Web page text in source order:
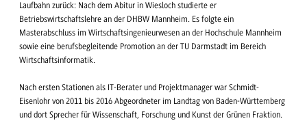
Laufbahn zurück: Nach dem Abitur in Wiesloch studierte er
Betriebswirtschaftslehre an der DHBW Mannheim. Es folgte ein
Masterabschluss im Wirtschaftsingenieurwesen an der Hochschule Mannheim
sowie eine berufsbegleitende Promotion an der TU Darmstadt im Bereich
Wirtschaftsinformatik.
Nach ersten Stationen als IT-Berater und Projektmanager war Schmidt-
Eisenlohr von 2011 bis 2016 Abgeordneter im Landtag von Baden-Württemberg
und dort Sprecher für Wissenschaft, Forschung und Kunst der Grünen Fraktion.